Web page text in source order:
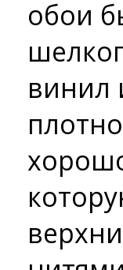
обои
винил